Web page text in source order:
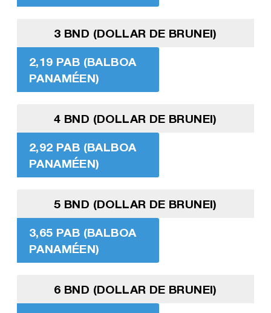
3 BND (DOLLAR DE BRUNEI)
2,19 PAB (BALBOA
PANAMÉEN)
4 BND (DOLLAR DE BRUNEI)
2,92 PAB (BALBOA
PANAMÉEN)
5 BND (DOLLAR DE BRUNEI)
3,65 PAB (BALBOA
PANAMÉEN)
6 BND (DOLLAR DE BRUNEI)